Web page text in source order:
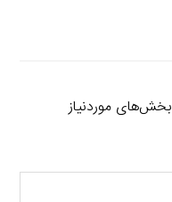
بخش‌های موردنیاز